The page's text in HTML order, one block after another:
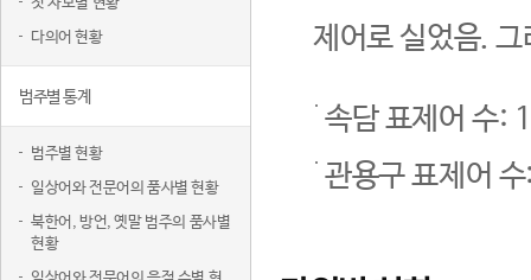
다의어 현황
범주별 통계
범주별 현황
일상어와 전문어의 품사별 현황
북한어, 방언, 옛말 범주의 품사별
현황
제어로 실었음.
속담 표제어 수:
관용구 표제어